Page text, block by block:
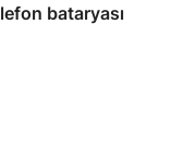
bataryası